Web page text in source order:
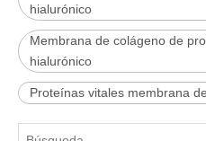
hialurónico
Membrana de colágeno de
hialurónico
Proteínas vitales membrana